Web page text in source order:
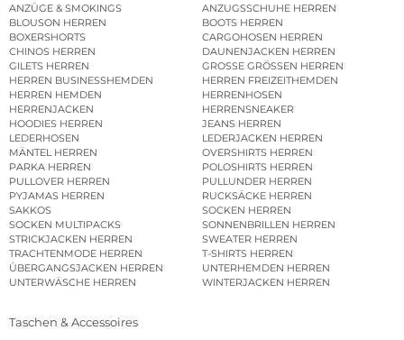
ANZÜGE & SMOKINGS
ANZUGSSCHUHE HERREN
BLOUSON HERREN
BOOTS HERREN
BOXERSHORTS
CARGOHOSEN HERREN
CHINOS HERREN
DAUNENJACKEN HERREN
GILETS HERREN
GROSSE GRÖSSEN HERREN
HERREN BUSINESSHEMDEN
HERREN FREIZEITHEMDEN
HERREN HEMDEN
HERRENHOSEN
HERRENJACKEN
HERRENSNEAKER
HOODIES HERREN
JEANS HERREN
LEDERHOSEN
LEDERJACKEN HERREN
MÄNTEL HERREN
OVERSHIRTS HERREN
PARKA HERREN
POLOSHIRTS HERREN
PULLOVER HERREN
PULLUNDER HERREN
PYJAMAS HERREN
RUCKSÄCKE HERREN
SAKKOS
SOCKEN HERREN
SOCKEN MULTIPACKS
SONNENBRILLEN HERREN
STRICKJACKEN HERREN
SWEATER HERREN
TRACHTENMODE HERREN
T-SHIRTS HERREN
ÜBERGANGSJACKEN HERREN
UNTERHEMDEN HERREN
UNTERWÄSCHE HERREN
WINTERJACKEN HERREN
Taschen & Accessoires